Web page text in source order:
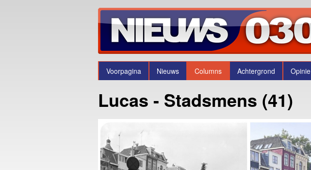
Voorpagina Nieuws Columns Achtergrond Opinie
Lucas - Stadsmens (41)